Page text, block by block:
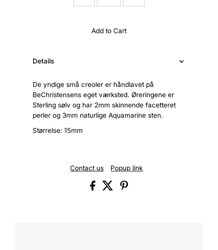
Add to Cart
Details
De yndige små creoler er håndlavet på
BeChristensens eget værksted. Øreringene er
Sterling sølv og har 2mm skinnende facetteret
perler og 3mm naturlige Aquamarine sten.
Størrelse: 15mm
Contact us Popup link